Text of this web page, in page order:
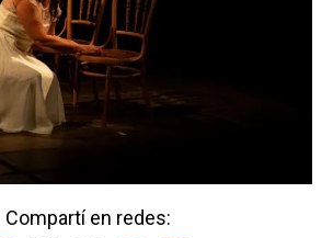
Compartí en redes: